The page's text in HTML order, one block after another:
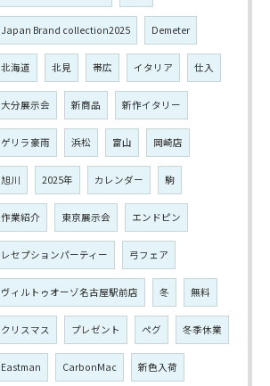
Japan Brand collection2025 Demeter
北海道 北見 帯広 イタリア 仕入
大分展示会 新商品 新作イタリー
ゲリラ豪雨 浜松 富山 岡崎店
旭川 2025年 カレンダー 駒
作業紹介 東京展示会 エンドピン
レセプションパーティー 弓フェア
ヴィルトゥオーゾ名古屋駅前店 冬 無料
クリスマス プレゼント ペグ 冬季休業
Eastman CarbonMac 新色入荷